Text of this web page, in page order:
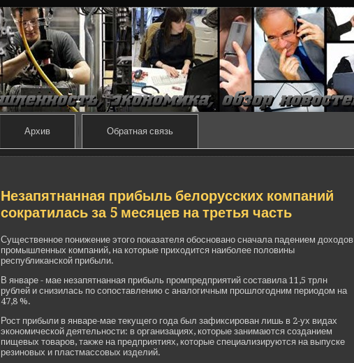
Архив Обратная связь
Незапятнанная прибыль белорусских компаний
сократилась за 5 месяцев на третья часть
Существе­нное понижение этого показателя обосновано сначала паде­нием доходов
промышленных компаний, на которые приходится наиболее половины
республиканской прибыли.
В январе - мае незапятнанная прибыль промпредприятий составила 11,5 трлн
рублей и снизилась по сопоставлению с аналогичным прошлогодним периодом на
47,8 %.
Рост прибыли в январе-мае текущего года был зафиксирован лишь в 2-ух видах
экономической де­ятельности: в организациях, которые занимаются созданием
пищевых товаров, также на предприятиях, которые специализируются на выпуске
резиновых и пластмассовых изде­лий.